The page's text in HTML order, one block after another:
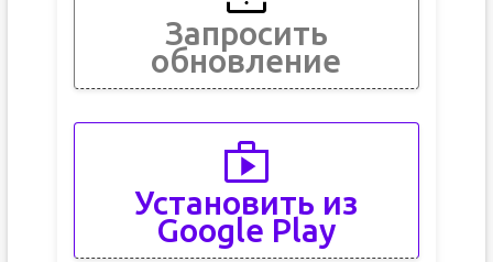
Запросить
обновление
Установить из
Google Play